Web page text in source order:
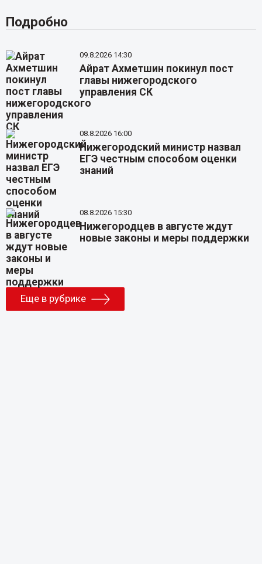
Подробно
09.8.2026 14:30
Айрат Ахметшин покинул пост
главы нижегородского
управления СК
08.8.2026 16:00
Нижегородский министр назвал
ЕГЭ честным способом оценки
знаний
08.8.2026 15:30
Нижегородцев в августе ждут
новые законы и меры поддержки
Еще в рубрике